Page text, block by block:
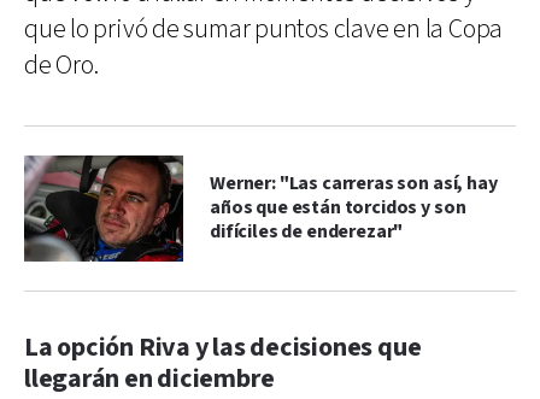
que lo privó de sumar puntos clave en la Copa
de Oro.
Werner: "Las carreras son así, hay
años que están torcidos y son
difíciles de enderezar"
La opción Riva y las decisiones que
llegarán en diciembre